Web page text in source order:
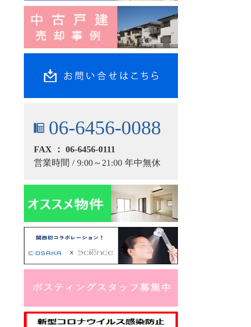
06-6456-0088
FAX ： 06-6456-0111
営業時間 / 9:00～21:00 年中無休